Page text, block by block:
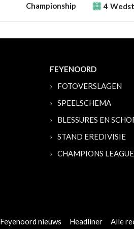
Championship 4
FEYENOORD
FOTOVERSLAGEN
SPEELSCHEMA
BLESSURES EN
STAND EREDIVISIE
CHAMPIONS LEAGUE
Feyenoord nieuws Headliner Alle